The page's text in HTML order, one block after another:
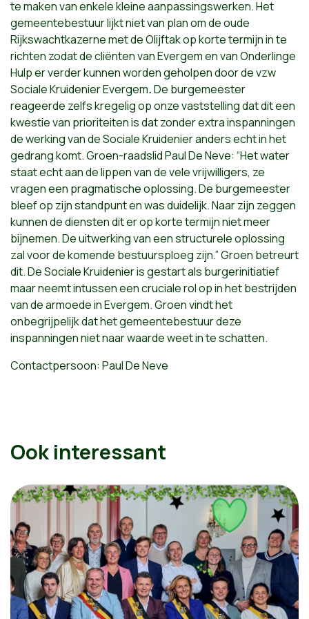
te maken van enkele kleine aanpassingswerken. Het
gemeentebestuur lijkt niet van plan om de oude
Rijkswachtkazerne met de Olijftak op korte termijn in te
richten zodat de cliënten van Evergem en van Onderlinge
Hulp er verder kunnen worden geholpen door de vzw
Sociale Kruidenier Evergem.De burgemeester
reageerde zelfs kregelig op onze vaststelling dat dit een
kwestie van prioriteiten is dat zonder extra inspanningen
de werking van de Sociale Kruidenier anders echt in het
gedrang komt. Groen-raadslid Paul De Neve: “Het water
staat echt aan de lippen van de vele vrijwilligers, ze
vragen een pragmatische oplossing. De burgemeester
bleef op zijn standpunt en was duidelijk. Naar zijn zeggen
kunnen de diensten dit er op korte termijn niet meer
bijnemen. De uitwerking van een structurele oplossing
zal voor de komende bestuursploeg zijn.” Groen betreurt
dit. De Sociale Kruidenier is gestart als burgerinitiatief
maar neemt intussen een cruciale rol op in het bestrijden
van de armoede in Evergem. Groen vindt het
onbegrijpelijk dat het gemeentebestuur deze
inspanningen niet naar waarde weet in te schatten.
Contactpersoon: Paul De Neve
Ook interessant